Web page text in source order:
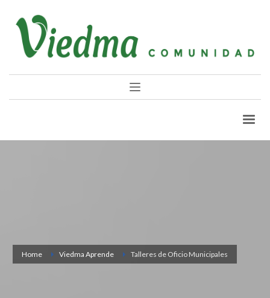
Home Viedma Aprende Talleres de Oficio Municipales